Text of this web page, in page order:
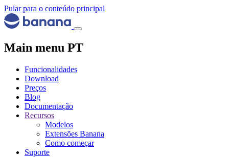
Pular para o conteúdo principal
Main menu PT
Funcionalidades
Download
Preços
Blog
Documentação
Recursos
Modelos
Extensões Banana
Como começar
Suporte